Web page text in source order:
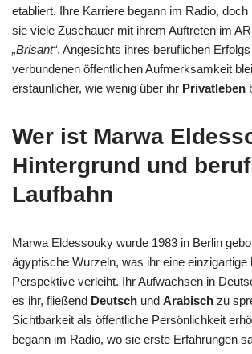
etabliert. Ihre Karriere begann im Radio,
sie viele Zuschauer mit ihrem Auftreten im
„Brisant“. Angesichts ihres beruflichen
verbundenen öffentlichen Aufmerksamkeit
erstaunlicher, wie wenig über ihr Privatleben
Wer ist Marwa
Hintergrund und
Laufbahn
Marwa Eldessouky wurde 1983 in Berlin
ägyptische Wurzeln, was ihr eine einzigartige
Perspektive verleiht. Ihr Aufwachsen in
es ihr, fließend Deutsch und Arabisch zu
Sichtbarkeit als öffentliche Persönlichkeit
begann im Radio, wo sie erste Erfahrungen